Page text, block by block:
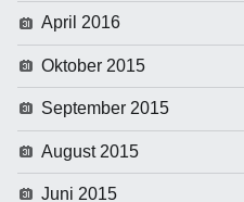
April 2016
Oktober 2015
September 2015
August 2015
Juni 2015